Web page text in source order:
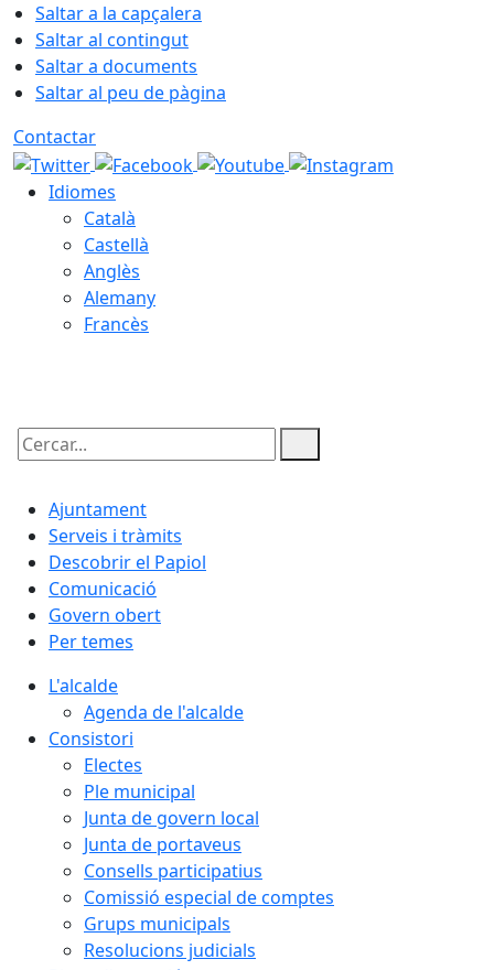
Saltar a la capçalera
Saltar al contingut
Saltar a documents
Saltar al peu de pàgina
Contactar
Idiomes
Català
Castellà
Anglès
Alemany
Francès
Cercar:
Ajuntament
Serveis i tràmits
Descobrir el Papiol
Comunicació
Govern obert
Per temes
L'alcalde
Agenda de l'alcalde
Consistori
Electes
Ple municipal
Junta de govern local
Junta de portaveus
Consells participatius
Comissió especial de comptes
Grups municipals
Resolucions judicials